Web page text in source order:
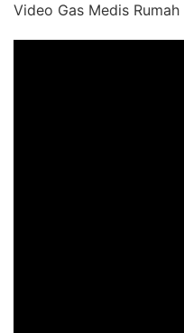
Video Gas Medis Rumah